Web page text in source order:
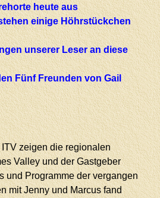
heute aus
einige Höhrstückchen
unserer Leser an diese
Fünf Freunden von Gail
zeigen die regionalen
Valley und der Gastgeber
und Programme der vergangen
mit Jenny und Marcus fand